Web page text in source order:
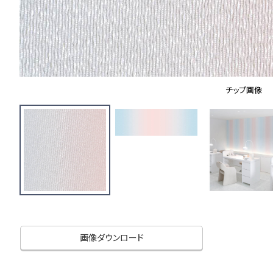
チップ画像
画像ダウンロード